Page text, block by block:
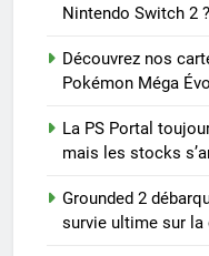
Nintendo Switch 2 ?
Découvrez nos
Pokémon Méga
La PS Portal
mais les stocks
Grounded 2
survie ultime sur la